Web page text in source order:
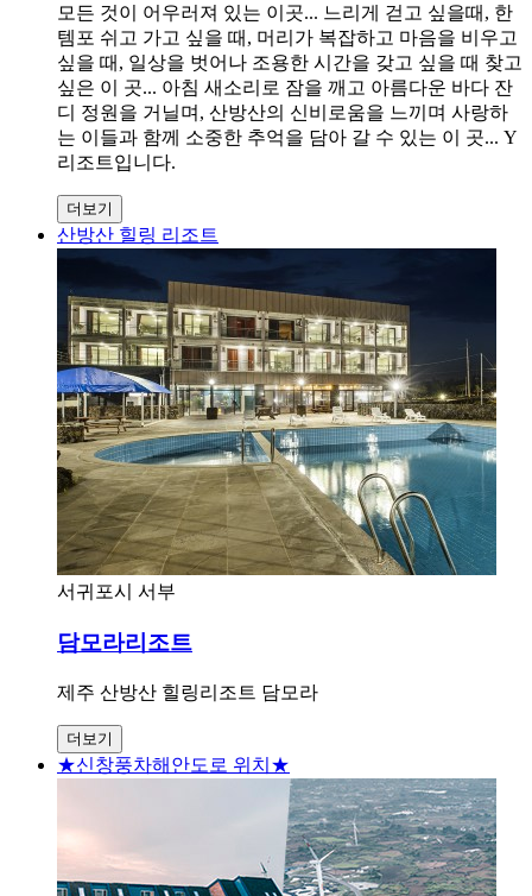
모든 것이 어우러져 있는 이곳... 느리게 걷고 싶을때, 한
템포 쉬고 가고 싶을 때, 머리가 복잡하고 마음을 비우고
싶을 때, 일상을 벗어나 조용한 시간을 갖고 싶을 때 찾고
싶은 이 곳... 아침 새소리로 잠을 깨고 아름다운 바다 잔
디 정원을 거닐며, 산방산의 신비로움을 느끼며 사랑하
는 이들과 함께 소중한 추억을 담아 갈 수 있는 이 곳... Y
리조트입니다.
더보기
산방산 힐링 리조트
서귀포시 서부
담모라리조트
제주 산방산 힐링리조트 담모라
더보기
★신창풍차해안도로 위치★